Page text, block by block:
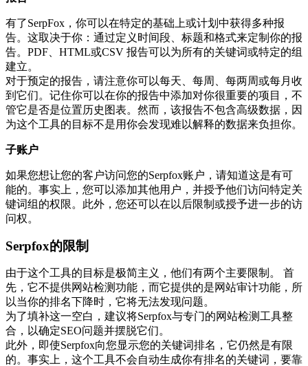
有了SerpFox，你可以在特定的基础上或计划中获得多种报
告。这取决于你：通过定义时间段、标题和格式来定制你的报
告。PDF、HTML或CSV 报告可以为所有的关键词或特定的组
建立。
对于预定的报告，请注意你可以每天、每周、每两周或每月收
到它们。记住你可以在你的报告中添加对你很重要的项目，不
管它是否是位置历史图表。然而，该报告不包含高级数据，因
为这个工具的目标不是用你会发现难以解释的数据来负担你。
子账户
如果您想让您的客户访问您的Serpfox账户，请知道这是有可
能的。事实上，您可以添加其他用户，并授予他们访问特定关
键词组的权限。此外，您还可以在以后限制或授予进一步的访
问权。
Serpfox的限制
由于这个工具的目标是极简主义，他们有两个主要限制。 首
先，它不提供网站检测功能，而它提供的是网站审计功能，所
以当你的排名下降时，它将无法发现问题。
为了填补这一空白，建议将Serpfox与专门的网站检测工具整
合，以确定SEO问题并摆脱它们。
此外，即使Serpfox向您显示您的关键词排名，它仍然是有限
的。事实上，这个工具不会自动生成你有排名的关键词，要靠